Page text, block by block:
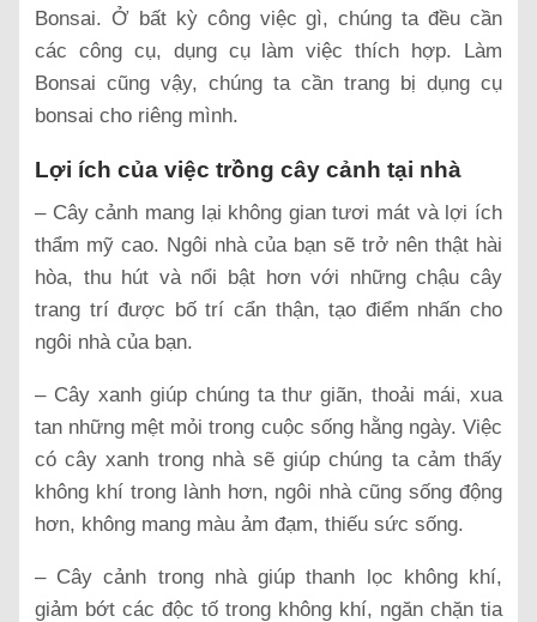
Bonsai. Ở bất kỳ công việc gì, chúng ta đều cần
các công cụ, dụng cụ làm việc thích hợp. Làm
Bonsai cũng vậy, chúng ta cần trang bị dụng cụ
bonsai cho riêng mình.
Lợi ích của việc trồng cây cảnh tại nhà
– Cây cảnh mang lại không gian tươi mát và lợi ích
thẩm mỹ cao. Ngôi nhà của bạn sẽ trở nên thật hài
hòa, thu hút và nổi bật hơn với những chậu cây
trang trí được bố trí cẩn thận, tạo điểm nhấn cho
ngôi nhà của bạn.
– Cây xanh giúp chúng ta thư giãn, thoải mái, xua
tan những mệt mỏi trong cuộc sống hằng ngày. Việc
có cây xanh trong nhà sẽ giúp chúng ta cảm thấy
không khí trong lành hơn, ngôi nhà cũng sống động
hơn, không mang màu ảm đạm, thiếu sức sống.
– Cây cảnh trong nhà giúp thanh lọc không khí,
giảm bớt các độc tố trong không khí, ngăn chặn tia